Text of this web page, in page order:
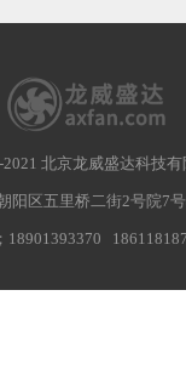
北京龙威盛达科技
阳区五里桥二街2号院7
18901393370